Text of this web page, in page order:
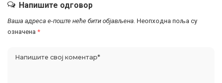
Напишите одговор
Ваша адреса е-поште неће бити објављена. Неопходна поља су
означена *